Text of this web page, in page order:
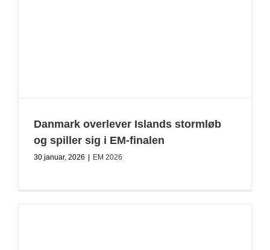
Danmark overlever Islands stormløb
og spiller sig i EM-finalen
30 januar, 2026 EM 2026